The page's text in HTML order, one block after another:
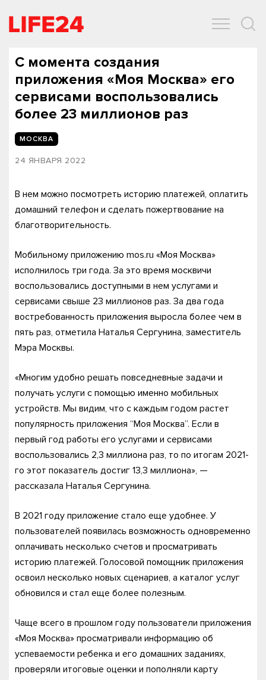
С момента создания
приложения «Моя Москва» его
сервисами воспользовались
более 23 миллионов раз
МОСКВА
24 ЯНВАРЯ 2022
В нем можно посмотреть историю платежей, оплатить
домашний телефон и сделать пожертвование на
благотворительность.
Мобильному приложению mos.ru «Моя Москва»
исполнилось три года. За это время москвичи
воспользовались доступными в нем услугами и
сервисами свыше 23 миллионов раз. За два года
востребованность приложения выросла более чем в
пять раз, отметила Наталья Сергунина, заместитель
Мэра Москвы.
«Многим удобно решать повседневные задачи и
получать услуги с помощью именно мобильных
устройств. Мы видим, что с каждым годом растет
популярность приложения “Моя Москва”. Если в
первый год работы его услугами и сервисами
воспользовались 2,3 миллиона раз, то по итогам 2021-
го этот показатель достиг 13,3 миллиона», —
рассказала Наталья Сергунина.
В 2021 году приложение стало еще удобнее. У
пользователей появилась возможность одновременно
оплачивать несколько счетов и просматривать
историю платежей. Голосовой помощник приложения
освоил несколько новых сценариев, а каталог услуг
обновился и стал еще более полезным.
Чаще всего в прошлом году пользователи приложения
«Моя Москва» просматривали информацию об
успеваемости ребенка и его домашних заданиях,
проверяли итоговые оценки и пополняли карту